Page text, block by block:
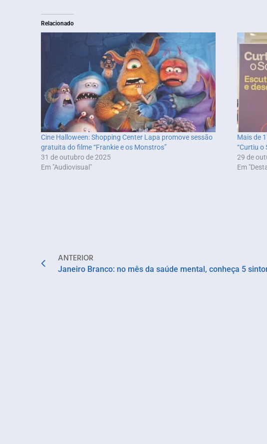
Relacionado
Cine Halloween: Shopping Center Lapa promove sessão
gratuita do filme “Frankie e os Monstros”
31 de outubro de 2025
Em "Audiovisual"
Mais de
“Curtiu o
29 de
Em
ANTERIOR